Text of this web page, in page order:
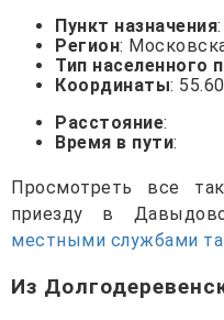
Пункт назначения
Регион:
Тип населенного
Координаты:
Расстояние:
Время в пути:
Просмотреть все
приезду в
местными службами
Из